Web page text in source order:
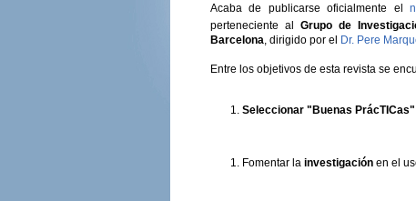
Acaba de publicarse oficialmente el
perteneciente al Grupo de
Barcelona, dirigido por el Dr. Pere
Entre los objetivos de esta revista se
Seleccionar "Buenas PrácTICas"
Fomentar la investigación en el